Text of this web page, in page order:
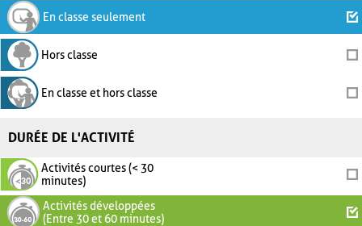
En classe seulement
Hors classe
En classe et hors classe
DURÉE DE L'ACTIVITÉ
Activités courtes (< 30
minutes)
Activités développées
(Entre 30 et 60 minutes)